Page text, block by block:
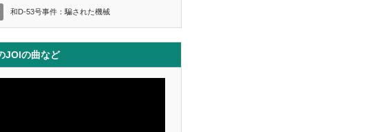
和D-53号事件：騙された機械
JOIの曲など